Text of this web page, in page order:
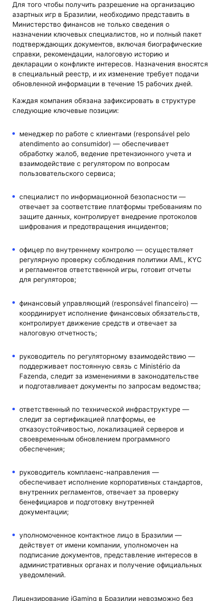
Для того чтобы получить разрешение на организацию
азартных игр в Бразилии, необходимо представить в
Министерство финансов не только сведения о
назначении ключевых специалистов, но и полный пакет
подтверждающих документов, включая биографические
справки, рекомендации, налоговую историю и
декларации о конфликте интересов. Назначения вносятся
в специальный реестр, и их изменение требует подачи
обновленной информации в течение 15 рабочих дней.
Каждая компания обязана зафиксировать в структуре
следующие ключевые позиции:
менеджер по работе с клиентами (responsável pelo
atendimento ao consumidor) — обеспечивает
обработку жалоб, ведение претензионного учета и
взаимодействие с регулятором по вопросам
пользовательского сервиса;
специалист по информационной безопасности —
отвечает за соответствие платформы требованиям по
защите данных, контролирует внедрение протоколов
шифрования и предотвращения инцидентов;
офицер по внутреннему контролю — осуществляет
регулярную проверку соблюдения политики AML, KYC
и регламентов ответственной игры, готовит отчеты
для регуляторов;
финансовый управляющий (responsável financeiro) —
координирует исполнение финансовых обязательств,
контролирует движение средств и отвечает за
налоговую отчетность;
руководитель по регуляторному взаимодействию —
поддерживает постоянную связь с Ministério da
Fazenda, следит за изменениями в законодательстве
и подготавливает документы по запросам ведомства;
ответственный по технической инфраструктуре —
следит за сертификацией платформы, ее
отказоустойчивостью, локализацией серверов и
своевременным обновлением программного
обеспечения;
руководитель комплаенс-направления —
обеспечивает исполнение корпоративных стандартов,
внутренних регламентов, отвечает за проверку
бенефициаров и подготовку внутренней
документации;
уполномоченное контактное лицо в Бразилии —
действует от имени компании, уполномочен на
подписание документов, представление интересов в
административных органах и получение официальных
уведомлений.
Лицензирование iGaming в Бразилии невозможно без